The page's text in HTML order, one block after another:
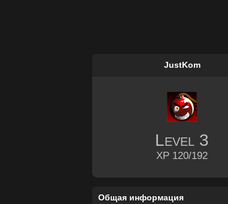
JustKom
Level 3
XP 120/192
Общая информация